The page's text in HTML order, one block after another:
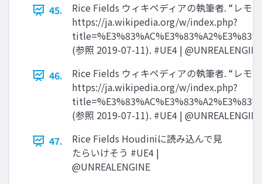
45.
Rice Fields ウィキペディアの執筆者. “レモ
https://ja.wikipedia.org/w/index.php?
(参照 2019-07-11). #UE4 |
46.
Rice Fields ウィキペディアの執筆者. “レモ
https://ja.wikipedia.org/w/index.php?
(参照 2019-07-11). #UE4 |
47.
Rice Fields Houdiniに読み込んで見
たらいけそう #UE4 |
@UNREALENGINE